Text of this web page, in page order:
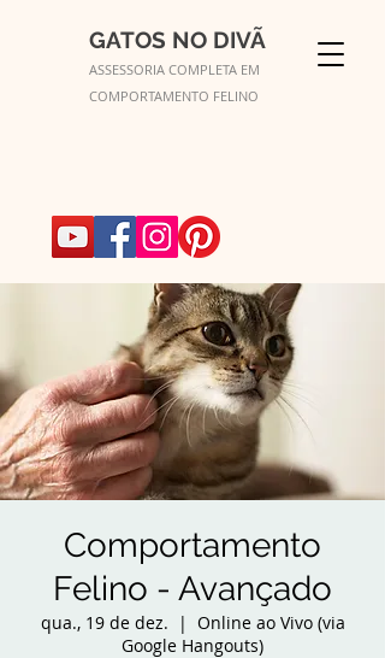
GATOS NO DIVÃ
ASSESSORIA COMPLETA EM
COMPORTAMENTO FELINO
Comportamento
Felino - Avançado
qua., 19 de dez.
  |
Online ao Vivo (via
Google Hangouts)